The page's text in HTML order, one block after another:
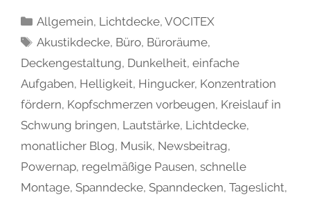
Allgemein, Lichtdecke,VOCITEX
Akustikdecke, Büro, Büroräume,
Deckengestaltung, Dunkelheit, einfache
Aufgaben, Helligkeit, Hingucker, Konzentration
fördern, Kopfschmerzen vorbeugen, Kreislauf in
Schwung bringen, Lautstärke, Lichtdecke,
monatlicher Blog, Musik, Newsbeitrag,
Powernap, regelmäßige Pausen, schnelle
Montage, Spanndecke, Spanndecken, Tageslicht,